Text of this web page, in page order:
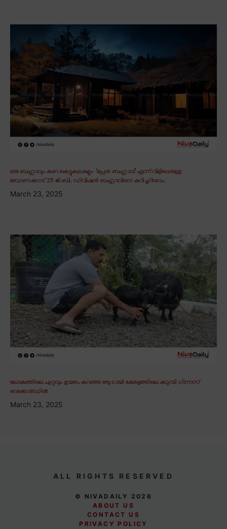
ഒരു ബംഗ്ലാവും കുറേ കെട്ടുകഥകളും∙ ‘പ്രേത ബംഗ്ലാവ്’ എന്ന് വിളിപ്പേരുള്ള
ബോണക്കാട് 25 ജി.ബി. ഡിവിഷൻ ബംഗ്ലാവിനെ കുറിച്ചറിയാം.
March 23, 2025
ലോകത്തിലെ ഏറ്റവും ഉയരം കുറഞ്ഞ ആടായി കേരളത്തിലെ കറുമ്പി ഗിന്നസ്
റെക്കോർഡിൽ
March 23, 2025
ALL RIGHTS RESERVED
© NIVADAILY 2026
ABOUT US
CONTACT US
PRIVACY POLICY